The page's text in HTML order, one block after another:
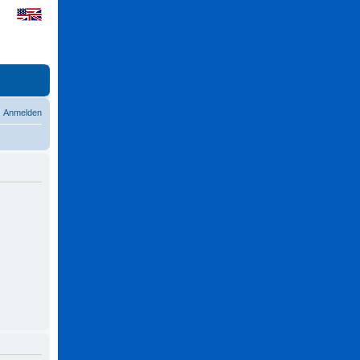
Anmelden